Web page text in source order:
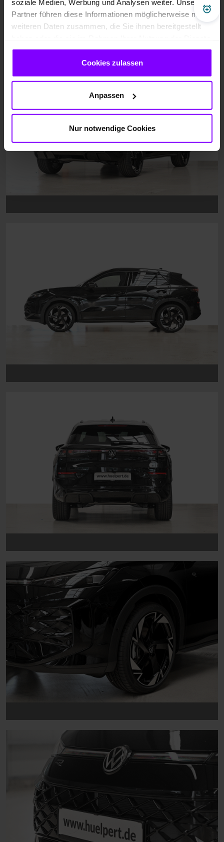
soziale Medien, Werbung und Analysen weiter. Unsere
Partner führen diese Informationen möglicherweise mit
weiteren Daten zusammen, die Sie ihnen bereitgestellt
gesammelt haben.
Cookies zulassen
Anpassen
Nur notwendige Cookies